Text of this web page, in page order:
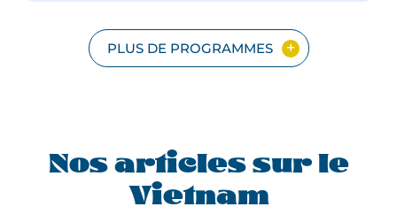
ANGKOR
EN
PETIT
PLUS DE PROGRAMMES
Nos articles sur le
Vietnam